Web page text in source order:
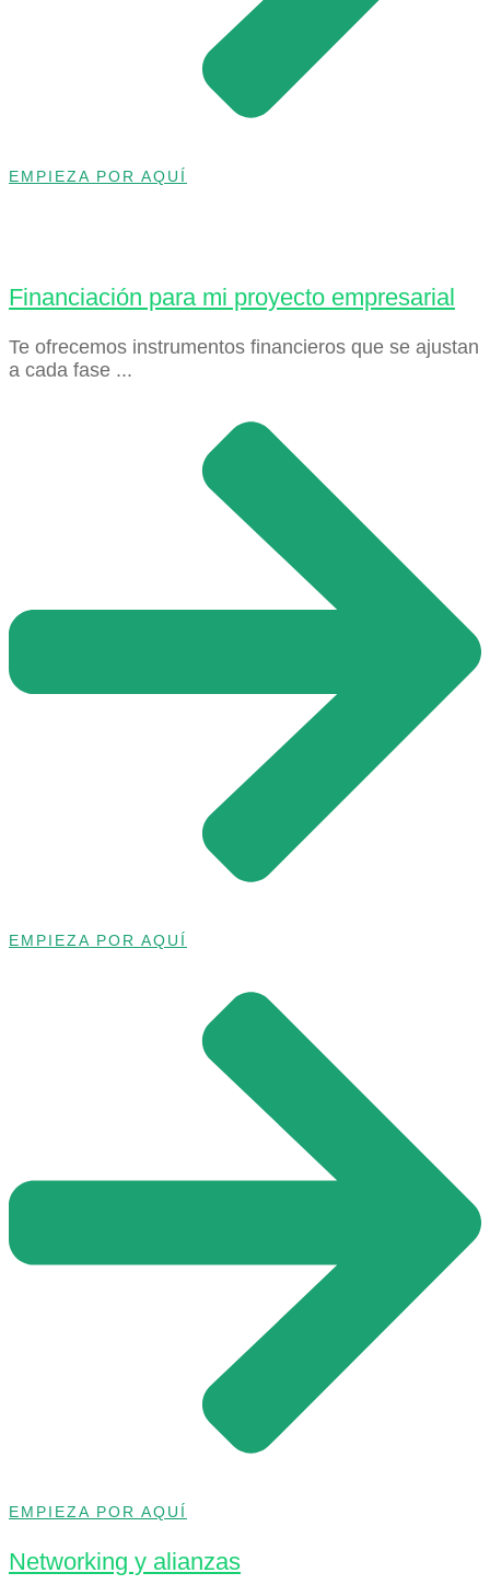
EMPIEZA POR AQUÍ
Financiación para mi proyecto empresarial
Te ofrecemos instrumentos financieros que se ajustan
a cada fase ...
EMPIEZA POR AQUÍ
EMPIEZA POR AQUÍ
Networking y alianzas